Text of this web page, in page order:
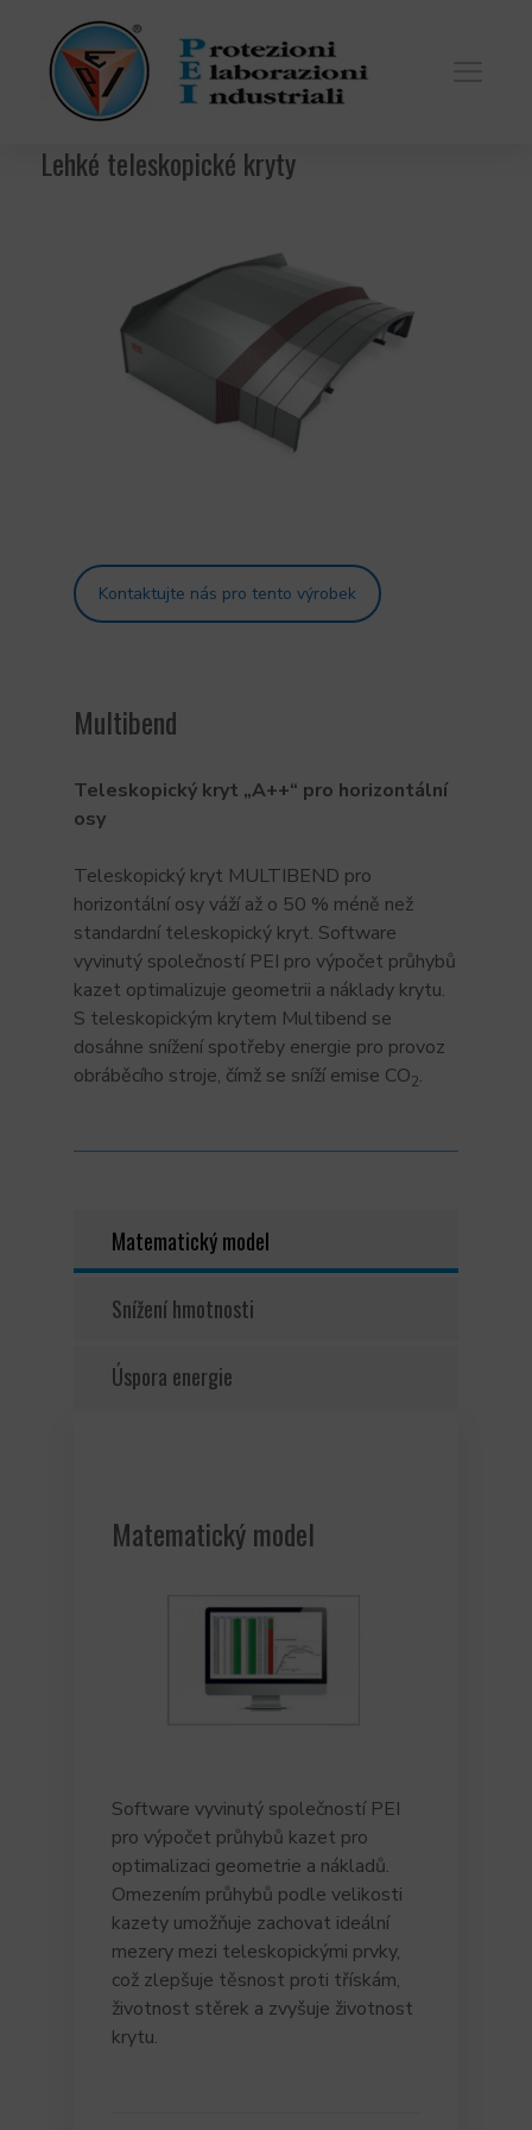
Lehké teleskopické kryty
Kontaktujte nás pro tento výrobek
Multibend
Teleskopický kryt „A++“ pro horizontální
osy
Teleskopický kryt MULTIBEND pro
horizontální osy váží až o 50 % méně než
standardní teleskopický kryt. Software
vyvinutý společností PEI pro výpočet průhybů
kazet optimalizuje geometrii a náklady krytu.
S teleskopickým krytem Multibend se
dosáhne snížení spotřeby energie pro provoz
obráběcího stroje, čímž se sníží emise CO2.
Matematický model
Snížení hmotnosti
Úspora energie
Matematický model
Software vyvinutý společností PEI
pro výpočet průhybů kazet pro
optimalizaci geometrie a nákladů.
Omezením průhybů podle velikosti
kazety umožňuje zachovat ideální
mezery mezi teleskopickými prvky,
což zlepšuje těsnost proti třískám,
životnost stěrek a zvyšuje životnost
krytu.